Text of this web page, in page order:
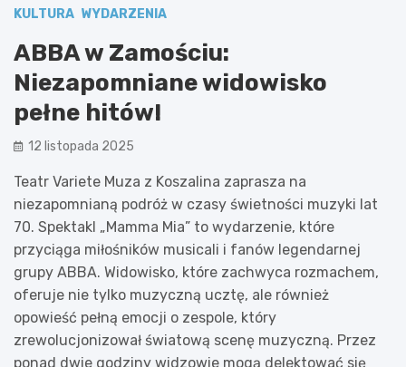
KULTURA WYDARZENIA
ABBA w Zamościu:
Niezapomniane widowisko
pełne hitów!
12 listopada 2025
Teatr Variete Muza z Koszalina zaprasza na
niezapomnianą podróż w czasy świetności muzyki lat
70. Spektakl „Mamma Mia” to wydarzenie, które
przyciąga miłośników musicali i fanów legendarnej
grupy ABBA. Widowisko, które zachwyca rozmachem,
oferuje nie tylko muzyczną ucztę, ale również
opowieść pełną emocji o zespole, który
zrewolucjonizował światową scenę muzyczną. Przez
ponad dwie godziny widzowie mogą delektować się